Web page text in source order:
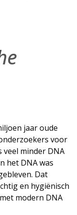
jaar oude
voor
minder DNA
het DNA was
Dat
en hygiënisch
modern DNA